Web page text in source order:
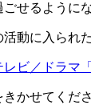
せるように
活動に入られ
ビ／ドラマ
かせてくださ